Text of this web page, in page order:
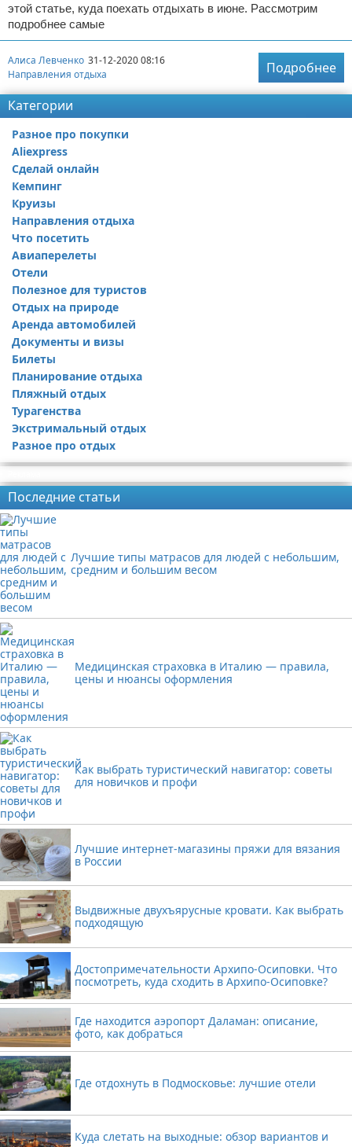
этой статье, куда поехать отдыхать в июне. Рассмотрим
подробнее самые
Алиса Левченко 31-12-2020 08:16
Направления отдыха
Подробнее
Категории
Разное про покупки
Aliexpress
Сделай онлайн
Кемпинг
Круизы
Направления отдыха
Что посетить
Авиаперелеты
Отели
Полезное для туристов
Отдых на природе
Аренда автомобилей
Документы и визы
Билеты
Планирование отдыха
Пляжный отдых
Турагенства
Экстримальный отдых
Разное про отдых
Последние статьи
Лучшие типы матрасов для людей с небольшим,
средним и большим весом
Медицинская страховка в Италию — правила,
цены и нюансы оформления
Как выбрать туристический навигатор: советы
для новичков и профи
Лучшие интернет-магазины пряжи для вязания
в России
Выдвижные двухъярусные кровати. Как выбрать
подходящую
Достопримечательности Архипо-Осиповки. Что
посмотреть, куда сходить в Архипо-Осиповке?
Где находится аэропорт Даламан: описание,
фото, как добраться
Где отдохнуть в Подмосковье: лучшие отели
Куда слетать на выходные: обзор вариантов и